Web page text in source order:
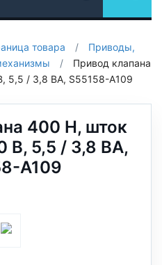
товара /
Приводы,
/
Привод клапана
5,5 / 3,8 ВА, S55158-A109
400 Н, шток
В, 5,5 / 3,8 ВА,
A109